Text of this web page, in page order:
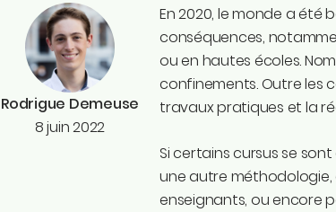
Rodrigue Demeuse
8 juin 2022
En 2020, le monde a été
conséquences,
ou en hautes écoles.
confinements. Outre les
travaux pratiques et la
Si certains cursus se
une autre méthodologie,
enseignants, ou encore